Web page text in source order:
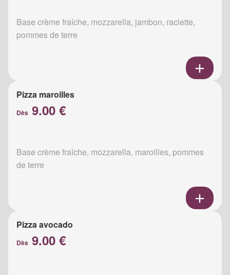
Base crème fraîche, mozzarella, jambon, raclette,
pommes de terre
Pizza maroilles
Dès 9.00 €
Base crème fraîche, mozzarella, maroilles, pommes
de terre
Pizza avocado
Dès 9.00 €